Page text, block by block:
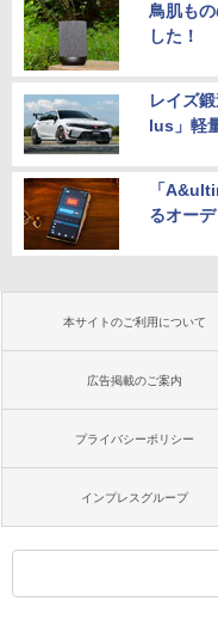
鳥肌も
した！
レイズ
lus」軽
「
るオー
本サイトのご利用について
広告掲載のご案内
プライバシーポリシー
インプレスグループ